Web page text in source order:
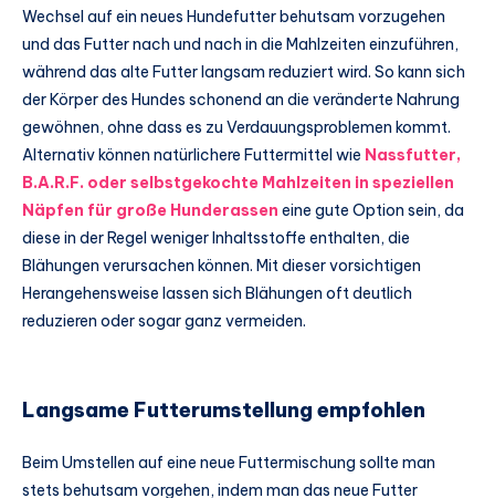
Wechsel auf ein neues Hundefutter behutsam vorzugehen
und das Futter nach und nach in die Mahlzeiten einzuführen,
während das alte Futter langsam reduziert wird. So kann sich
der Körper des Hundes schonend an die veränderte Nahrung
gewöhnen, ohne dass es zu Verdauungsproblemen kommt.
Alternativ können natürlichere Futtermittel wie Nassfutter,
B.A.R.F. oder selbstgekochte Mahlzeiten in speziellen
Näpfen für große Hunderassen eine gute Option sein, da
diese in der Regel weniger Inhaltsstoffe enthalten, die
Blähungen verursachen können. Mit dieser vorsichtigen
Herangehensweise lassen sich Blähungen oft deutlich
reduzieren oder sogar ganz vermeiden.
Langsame Futterumstellung empfohlen
Beim Umstellen auf eine neue Futtermischung sollte man
stets behutsam vorgehen, indem man das neue Futter